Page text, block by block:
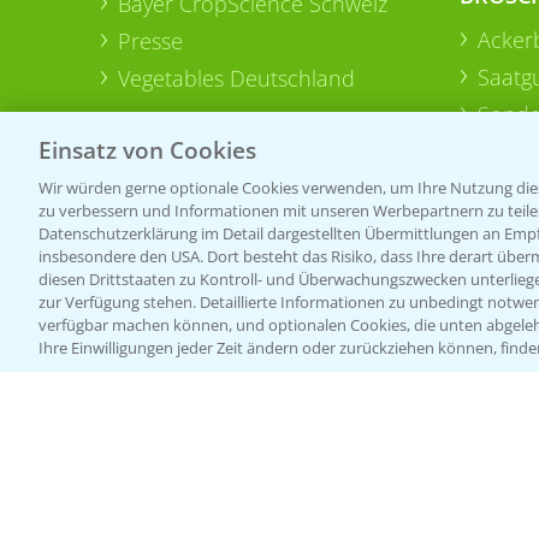
Presse
Vegetables Deutschland
Einsatz von Cookies
Wir würden gerne optionale Cookies verwenden, um Ihre Nutzung
zu verbessern und Informationen mit unseren Werbepartnern zu
Datenschutzerklärung im Detail dargestellten Übermittlungen an
insbesondere den USA. Dort besteht das Risiko, dass Ihre derart
diesen Drittstaaten zu Kontroll- und Überwachungszwecken
zur Verfügung stehen. Detaillierte Informationen zu unbedingt
verfügbar machen können, und optionalen Cookies, die unten
Ihre Einwilligungen jeder Zeit ändern oder zurückziehen können,